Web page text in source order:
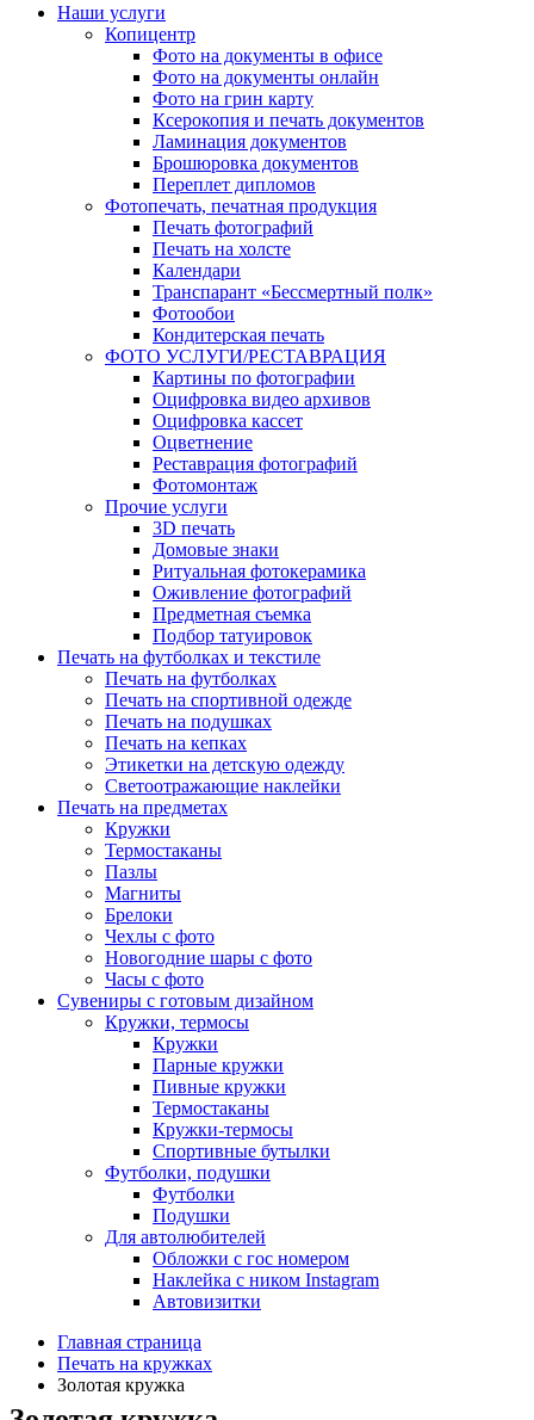
Наши услуги
Копицентр
Фото на документы в офисе
Фото на документы онлайн
Фото на грин карту
Ксерокопия и печать документов
Ламинация документов
Брошюровка документов
Переплет дипломов
Фотопечать, печатная продукция
Печать фотографий
Печать на холсте
Календари
Транспарант «Бессмертный полк»
Фотообои
Кондитерская печать
ФОТО УСЛУГИ/РЕСТАВРАЦИЯ
Картины по фотографии
Оцифровка видео архивов
Оцифровка кассет
Оцветнение
Реставрация фотографий
Фотомонтаж
Прочие услуги
3D печать
Домовые знаки
Ритуальная фотокерамика
Оживление фотографий
Предметная съемка
Подбор татуировок
Печать на футболках и текстиле
Печать на футболках
Печать на спортивной одежде
Печать на подушках
Печать на кепках
Этикетки на детскую одежду
Светоотражающие наклейки
Печать на предметах
Кружки
Термостаканы
Пазлы
Магниты
Брелоки
Чехлы с фото
Новогодние шары с фото
Часы с фото
Сувениры с готовым дизайном
Кружки, термосы
Кружки
Парные кружки
Пивные кружки
Термостаканы
Кружки-термосы
Спортивные бутылки
Футболки, подушки
Футболки
Подушки
Для автолюбителей
Обложки с гос номером
Наклейка с ником Instagram
Автовизитки
Главная страница
Печать на кружках
Золотая кружка